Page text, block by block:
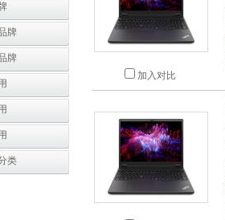
牌
牌
类
加入对比